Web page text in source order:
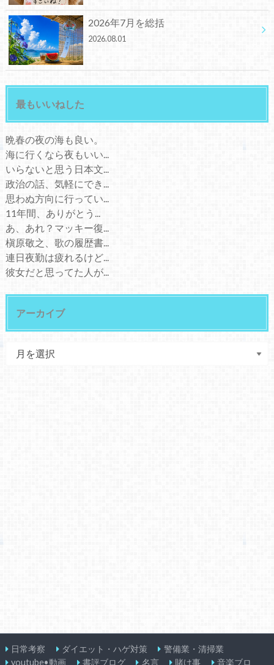
2026年7月を総括
2026.08.01
最もいいねした
晩春の夜の海も良い。
海に行くなら夜もいい...
いらないと思う日本文...
政治の話、気軽にでき...
思わぬ方向に行ってい...
11年間、ありがとう...
あ、あれ？マッキー復...
槇原敬之、歌の履歴書...
連日夜勤は疲れるけど...
彼女だと思ってた人が...
アーカイブ
日常考察 ダイエット・ハゲ対策
警備業・清掃業
youtube•動画
書評ブログ 名言 賭け事 音楽ブロ